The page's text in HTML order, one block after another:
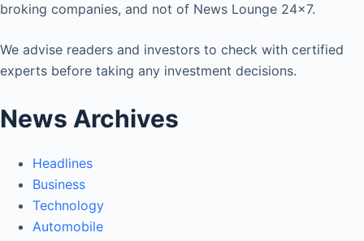
broking companies, and not of News Lounge 24×7.
We advise readers and investors to check with certified
experts before taking any investment decisions.
News Archives
Headlines
Business
Technology
Automobile